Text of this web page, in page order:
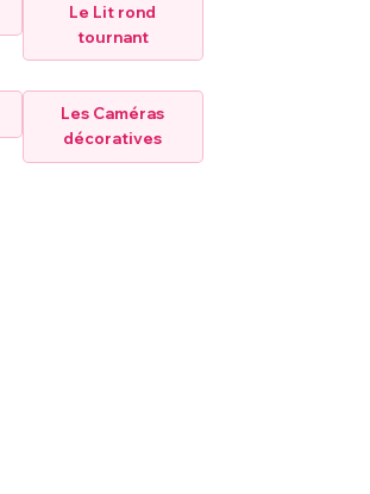
Le Lit rond
tournant
Les Caméras
décoratives